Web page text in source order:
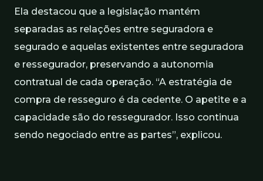
Ela destacou que a legislação mantém
separadas as relações entre seguradora e
segurado e aquelas existentes entre seguradora
e ressegurador, preservando a autonomia
contratual de cada operação. “A estratégia de
compra de resseguro é da cedente. O apetite e a
capacidade são do ressegurador. Isso continua
sendo negociado entre as partes”, explicou.